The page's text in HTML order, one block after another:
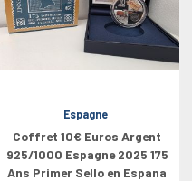
Espagne
Coffret 10€ Euros Argent
925/1000 Espagne 2025 175
Ans Primer Sello en Espana